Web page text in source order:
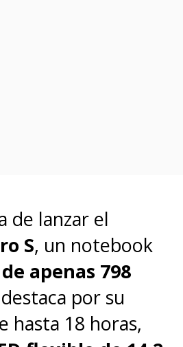
de lanzar el
S, un notebook
apenas 798
por su
hasta 18 horas,